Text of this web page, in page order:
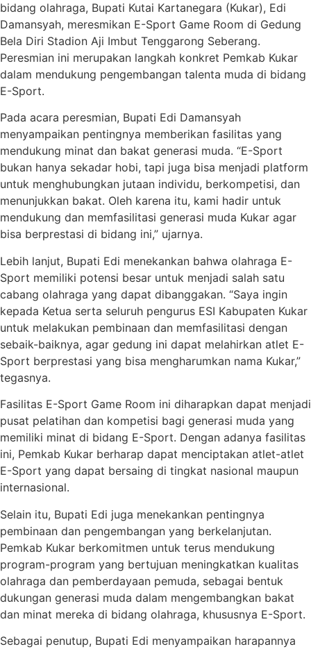
bidang olahraga, Bupati Kutai Kartanegara (Kukar), Edi
Damansyah, meresmikan E-Sport Game Room di Gedung
Bela Diri Stadion Aji Imbut Tenggarong Seberang.
Peresmian ini merupakan langkah konkret Pemkab Kukar
dalam mendukung pengembangan talenta muda di bidang
E-Sport.
Pada acara peresmian, Bupati Edi Damansyah
menyampaikan pentingnya memberikan fasilitas yang
mendukung minat dan bakat generasi muda. “E-Sport
bukan hanya sekadar hobi, tapi juga bisa menjadi platform
untuk menghubungkan jutaan individu, berkompetisi, dan
menunjukkan bakat. Oleh karena itu, kami hadir untuk
mendukung dan memfasilitasi generasi muda Kukar agar
bisa berprestasi di bidang ini,” ujarnya.
Lebih lanjut, Bupati Edi menekankan bahwa olahraga E-
Sport memiliki potensi besar untuk menjadi salah satu
cabang olahraga yang dapat dibanggakan. “Saya ingin
kepada Ketua serta seluruh pengurus ESI Kabupaten Kukar
untuk melakukan pembinaan dan memfasilitasi dengan
sebaik-baiknya, agar gedung ini dapat melahirkan atlet E-
Sport berprestasi yang bisa mengharumkan nama Kukar,”
tegasnya.
Fasilitas E-Sport Game Room ini diharapkan dapat menjadi
pusat pelatihan dan kompetisi bagi generasi muda yang
memiliki minat di bidang E-Sport. Dengan adanya fasilitas
ini, Pemkab Kukar berharap dapat menciptakan atlet-atlet
E-Sport yang dapat bersaing di tingkat nasional maupun
internasional.
Selain itu, Bupati Edi juga menekankan pentingnya
pembinaan dan pengembangan yang berkelanjutan.
Pemkab Kukar berkomitmen untuk terus mendukung
program-program yang bertujuan meningkatkan kualitas
olahraga dan pemberdayaan pemuda, sebagai bentuk
dukungan generasi muda dalam mengembangkan bakat
dan minat mereka di bidang olahraga, khususnya E-Sport.
Sebagai penutup, Bupati Edi menyampaikan harapannya